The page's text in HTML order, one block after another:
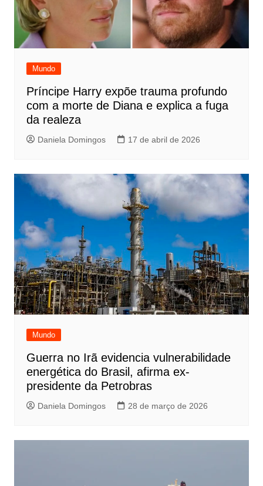
Mundo
Príncipe Harry expõe trauma profundo
com a morte de Diana e explica a fuga
da realeza
Daniela Domingos 17 de abril de 2026
Mundo
Guerra no Irã evidencia vulnerabilidade
energética do Brasil, afirma ex-
presidente da Petrobras
Daniela Domingos 28 de março de 2026